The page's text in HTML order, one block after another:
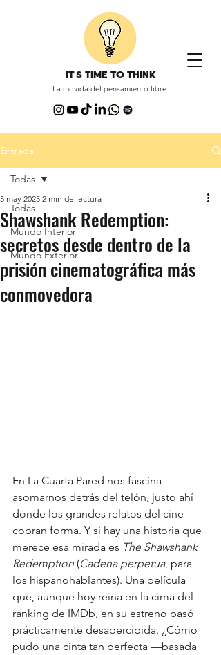
IT'S TIME TO THINK
La movida del pensamiento libre.
Entrada
Todas
Mundo Interior
Mundo Exterior
Todas
Shawshank Redemption:
secretos desde dentro de la
prisión cinematográfica más
conmovedora
5 may 2025 2 min de lectura
En La Cuarta Pared nos fascina
asomarnos detrás del telón, justo ahí
donde los grandes relatos del cine
cobran forma. Y si hay una historia que
merece esa mirada es The Shawshank
Redemption (Cadena perpetua, para
los hispanohablantes). Una película
que, aunque hoy reina en la cima del
ranking de IMDb, en su estreno pasó
prácticamente desapercibida. ¿Cómo
pudo una cinta tan perfecta —basada